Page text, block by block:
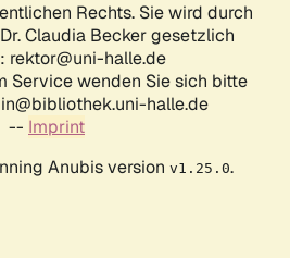
Rechts. Sie wird durch
Claudia Becker gesetzlich
rektor@uni-halle.de
Service wenden Sie sich bitte
halle.de
-- Imprint
Anubis version v1.25.0.